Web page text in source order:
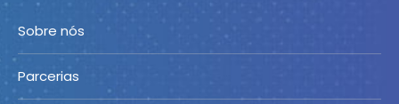
Sobre nós
Parcerias